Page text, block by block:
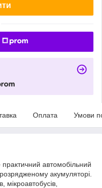
Оплата Умови
автомобільний
акумуляторі.
мікроавтобусів,